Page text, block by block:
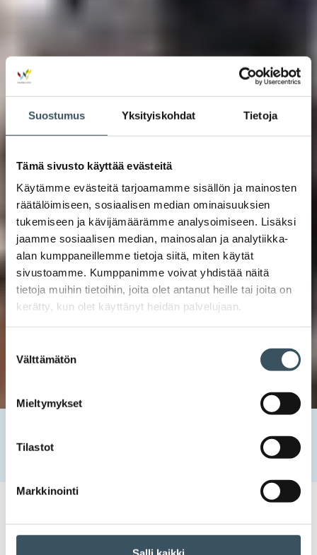
Suostumus Yksityiskohdat Tietoja
Tämä sivusto käyttää evästeitä
Käytämme evästeitä tarjoamamme sisällön ja mainosten
räätälöimiseen, sosiaalisen median ominaisuuksien
tukemiseen ja kävijämäärämme analysoimiseen. Lisäksi
jaamme sosiaalisen median, mainosalan ja analytiikka-
alan kumppaneillemme tietoja siitä, miten käytät
sivustoamme. Kumppanimme voivat yhdistää näitä
tietoja muihin tietoihin, joita olet antanut heille tai joita on
kerätty, kun olet käyttänyt heidän palvelujaan.
valinta
Välttämätön
Mieltymykset
Tilastot
Markkinointi
Päivien vaihtelevuus on työmarkkina-asiantuntijan työn
01.08.2023 13:04 Palveluksessanne palveluksessanne,työmarkkina-asiat,
työmarkkinatiimi,työsuhdeasiat